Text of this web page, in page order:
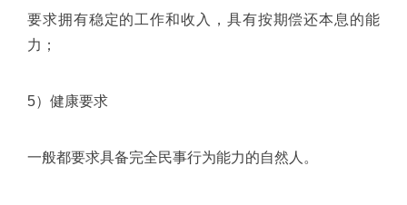
要求拥有稳定的工作和收入，具有按期偿还本息的能
力；
5）健康要求
一般都要求具备完全民事行为能力的自然人。